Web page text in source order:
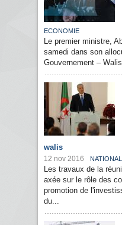
ECONOMIE
Le premier ministre,
samedi dans son
Gouvernement –
walis
12 nov 2016 NATIONAL
Les travaux de la
axée sur le rôle des
promotion de
du...